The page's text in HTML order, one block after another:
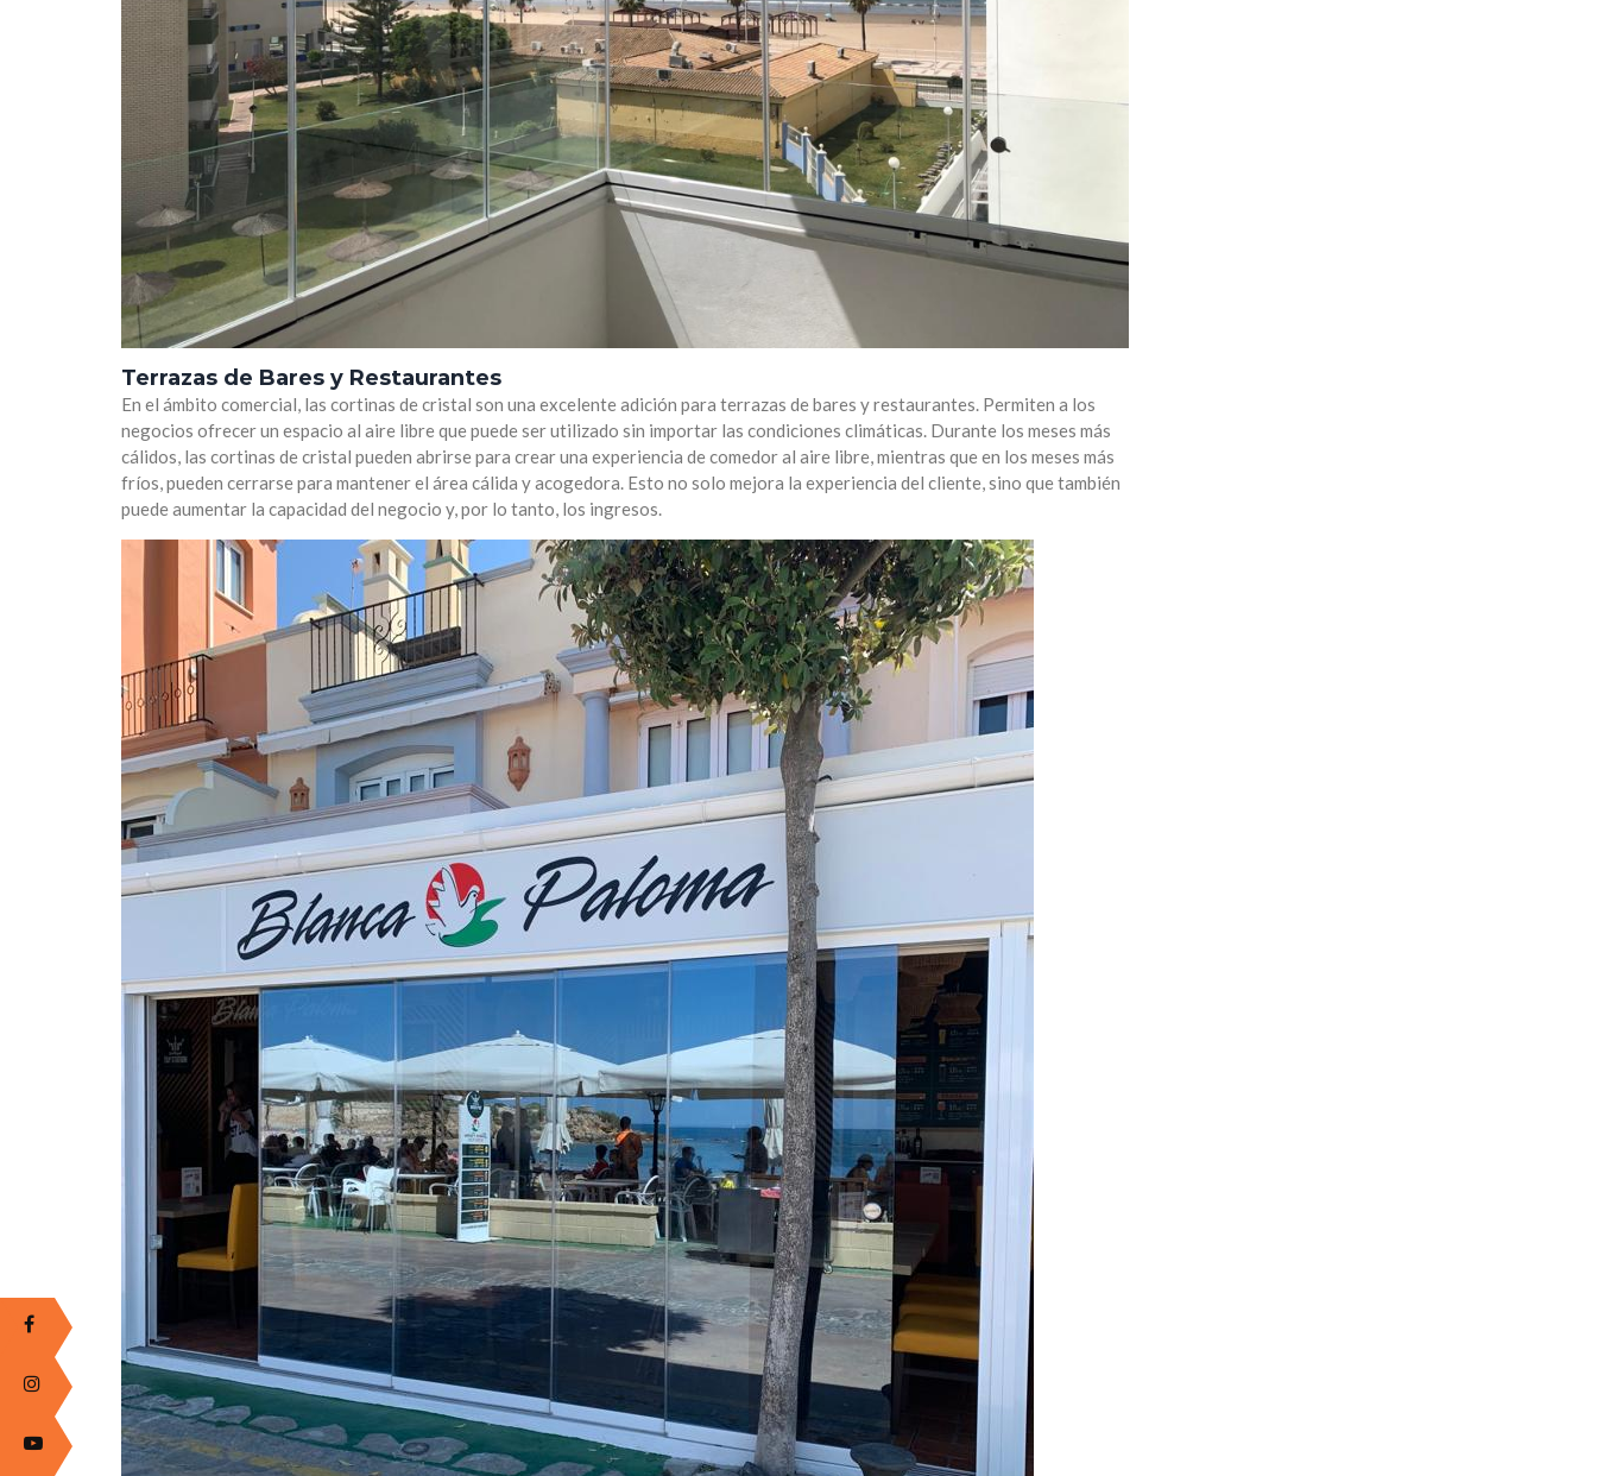
Terrazas de Bares y Restaurantes
En el ámbito comercial, las cortinas de cristal son una excelente adición para terrazas de bares y restaurantes. Permiten a los
negocios ofrecer un espacio al aire libre que puede ser utilizado sin importar las condiciones climáticas. Durante los meses más
cálidos, las cortinas de cristal pueden abrirse para crear una experiencia de comedor al aire libre, mientras que en los meses más
fríos, pueden cerrarse para mantener el área cálida y acogedora. Esto no solo mejora la experiencia del cliente, sino que también
puede aumentar la capacidad del negocio y, por lo tanto, los ingresos.